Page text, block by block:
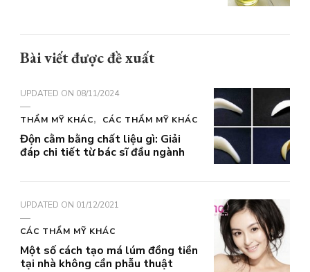
Bài viết được đề xuất
UPDATED ON 08/11/2024
THẨM MỸ KHÁC CÁC THẨM MỸ KHÁC
Độn cằm bằng chất liệu gì: Giải
đáp chi tiết từ bác sĩ đầu ngành
UPDATED ON 01/12/2021
CÁC THẨM MỸ KHÁC
Một số cách tạo má lúm đồng tiền
tại nhà không cần phẫu thuật